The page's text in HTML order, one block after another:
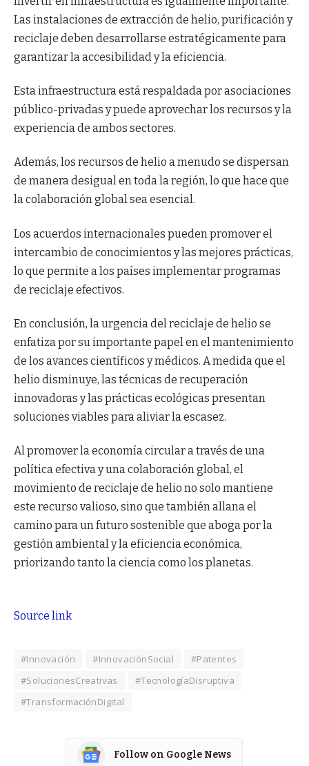
Las instalaciones de extracción de helio, purificación y
reciclaje deben desarrollarse estratégicamente para
garantizar la accesibilidad y la eficiencia.
Esta infraestructura está respaldada por asociaciones
público-privadas y puede aprovechar los recursos y la
experiencia de ambos sectores.
Además, los recursos de helio a menudo se dispersan
de manera desigual en toda la región, lo que hace que
la colaboración global sea esencial.
Los acuerdos internacionales pueden promover el
intercambio de conocimientos y las mejores prácticas,
lo que permite a los países implementar programas
de reciclaje efectivos.
En conclusión, la urgencia del reciclaje de helio se
enfatiza por su importante papel en el mantenimiento
de los avances científicos y médicos. A medida que el
helio disminuye, las técnicas de recuperación
innovadoras y las prácticas ecológicas presentan
soluciones viables para aliviar la escasez.
Al promover la economía circular a través de una
política efectiva y una colaboración global, el
movimiento de reciclaje de helio no solo mantiene
este recurso valioso, sino que también allana el
camino para un futuro sostenible que aboga por la
gestión ambiental y la eficiencia económica,
priorizando tanto la ciencia como los planetas.
Source link
#Innovación #InnovaciónSocial
#Patentes
#SolucionesCreativas
#TecnologíaDisruptiva
#TransformaciónDigital
Follow on Google News